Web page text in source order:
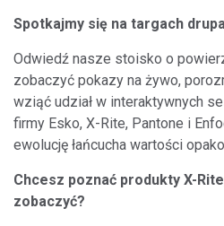
Spotkajmy się na targach
Odwiedź nasze stoisko o
zobaczyć pokazy na żywo,
wziąć udział w interaktywnych
firmy Esko, X-Rite, Pantone i
ewolucję łańcucha wartości
Chcesz poznać produkty X-
zobaczyć?